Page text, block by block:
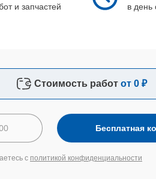
и запчастей в день
Стоимость работ от 0 ₽
Бесплатная
с политикой конфиденциальности